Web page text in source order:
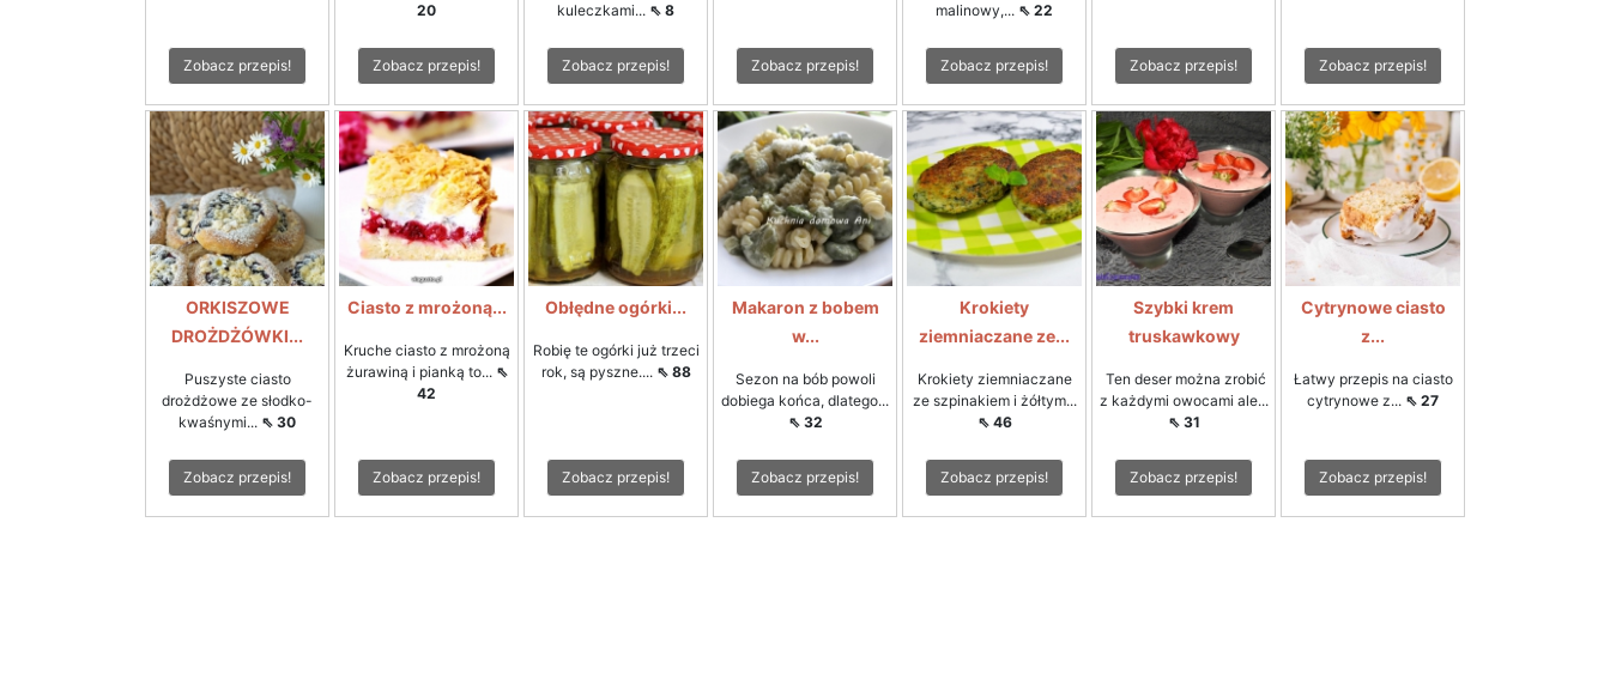
Zobacz przepis!
20
Zobacz przepis!
kuleczkami... ⇖ 8
Zobacz przepis! Zobacz przepis!
malinowy,... ⇖ 22
Zobacz przepis! Zobacz przepis! Zobacz przepis!
ORKISZOWE
DROŻDŻÓWKI...
Puszyste ciasto
drożdżowe ze słodko-
kwaśnymi... ⇖ 30
Zobacz przepis!
Ciasto z mrożoną...
Kruche ciasto z mrożoną
żurawiną i pianką to... ⇖
42
Zobacz przepis!
Obłędne ogórki...
Robię te ogórki już trzeci
rok, są pyszne.... ⇖ 88
Zobacz przepis!
Makaron z bobem
w...
Sezon na bób powoli
dobiega końca, dlatego...
⇖ 32
Zobacz przepis!
Krokiety
ziemniaczane ze...
Krokiety ziemniaczane
ze szpinakiem i żółtym...
⇖ 46
Zobacz przepis!
Szybki krem
truskawkowy
Ten deser można zrobić
z każdymi owocami ale...
⇖ 31
Zobacz przepis!
Cytrynowe ciasto
z...
Łatwy przepis na ciasto
cytrynowe z... ⇖ 27
Zobacz przepis!